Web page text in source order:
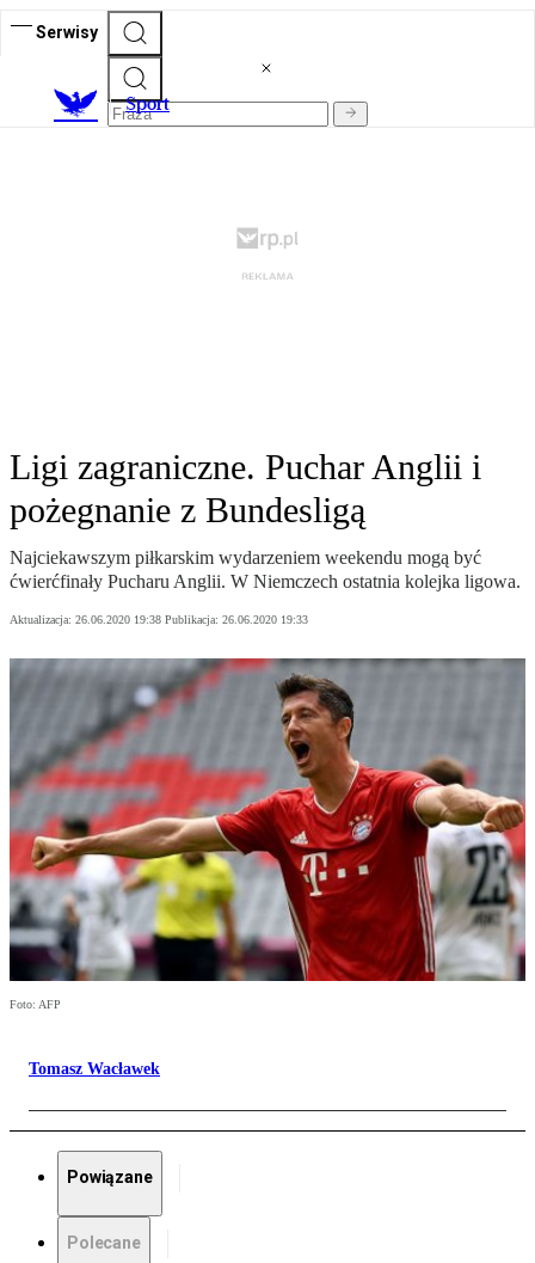
Serwisy
Sport
Ligi zagraniczne. Puchar Anglii i
pożegnanie z Bundesligą
Najciekawszym piłkarskim wydarzeniem weekendu mogą być
ćwierćfinały Pucharu Anglii. W Niemczech ostatnia kolejka ligowa.
Aktualizacja: 26.06.2020 19:38 Publikacja: 26.06.2020 19:33
Foto: AFP
Tomasz Wacławek
Powiązane
Polecane